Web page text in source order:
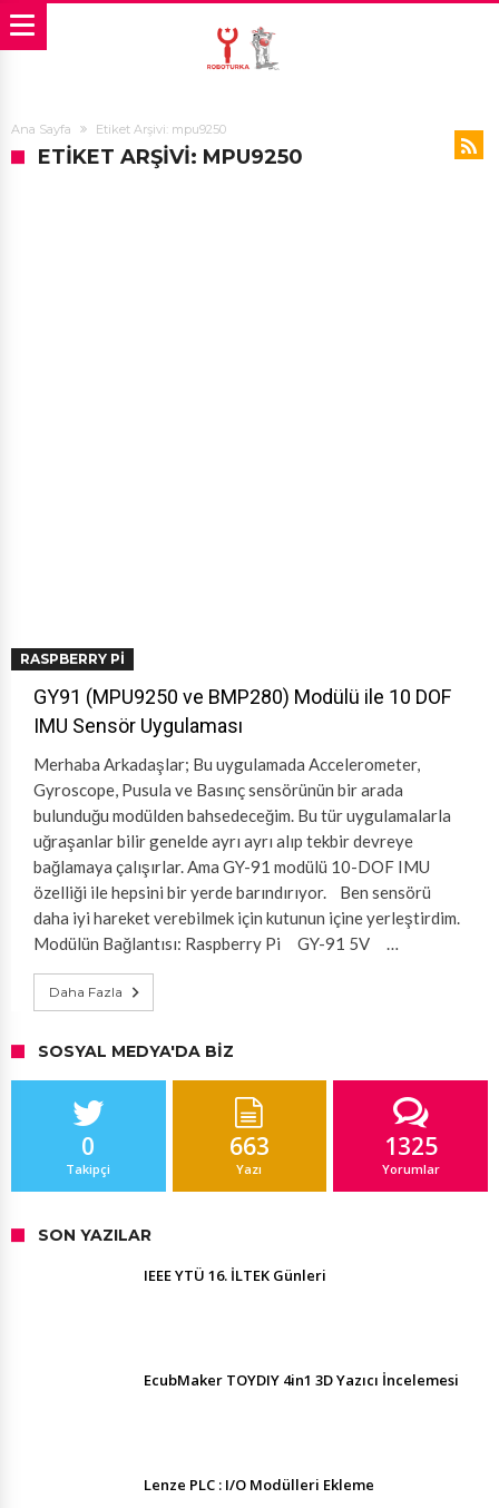
Ana Sayfa Etiket Arşivi: mpu9250
ETIKET ARŞIVI: MPU9250
RASPBERRY PI
GY91 (MPU9250 ve BMP280) Modülü ile 10 DOF
IMU Sensör Uygulaması
Merhaba Arkadaşlar; Bu uygulamada Accelerometer,
Gyroscope, Pusula ve Basınç sensörünün bir arada
bulunduğu modülden bahsedeceğim. Bu tür uygulamalarla
uğraşanlar bilir genelde ayrı ayrı alıp tekbir devreye
bağlamaya çalışırlar. Ama GY-91 modülü 10-DOF IMU
özelliği ile hepsini bir yerde barındırıyor. Ben sensörü
daha iyi hareket verebilmek için kutunun içine yerleştirdim.
Modülün Bağlantısı: Raspberry Pi GY-91 5V …
Daha Fazla
SOSYAL MEDYA'DA BIZ
0
Takipçi
663
Yazı
1325
Yorumlar
SON YAZILAR
IEEE YTÜ 16. İLTEK Günleri
EcubMaker TOYDIY 4in1 3D Yazıcı İncelemesi
Lenze PLC : I/O Modülleri Ekleme